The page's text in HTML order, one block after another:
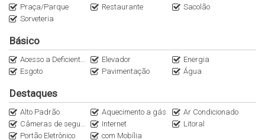
deck lazer
espaço fitness
espaço leitura
playground
reaproveitamento da água da chuva
energia fotovoltaica para áreas comuns
medição individual de água, gás e energia elétrica
portaria 24 horas
Praça/Parque
Restaurante
Sacolão
Sorveteria
Básico
Acesso a Deficientes Elevador
Energia
Esgoto
Pavimentação Água
Destaques
Alto Padrão Aquecimento a gás
Ar Condicionado
Câmeras de segurança
Internet
Litoral
Portão Eletrônico
com Mobília